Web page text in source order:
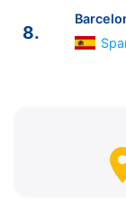
5.
6.
Zi de
8.